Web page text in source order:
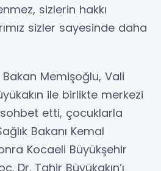
sizlerin hakkı
sizler sayesinde daha
Memişoğlu, Vali
ile birlikte merkezi
etti, çocuklarla
Bakanı Kemal
Kocaeli Büyükşehir
Dr. Tahir Büyükakın’ı